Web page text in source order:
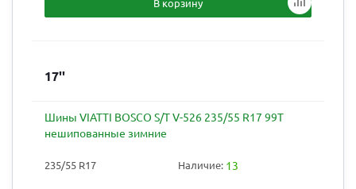
17''
Шины VIATTI BOSCO S/T V-526 235/55 R17 99T
нешипованные зимние
235/55 R17 Наличие: 13